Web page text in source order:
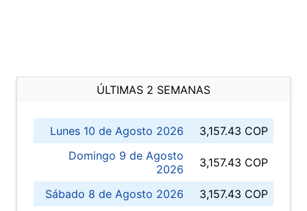
ÚLTIMAS 2 SEMANAS
Lunes 10 de Agosto 2026
3,157.43 COP
Domingo 9 de Agosto
2026
3,157.43 COP
Sábado 8 de Agosto 2026
3,157.43 COP